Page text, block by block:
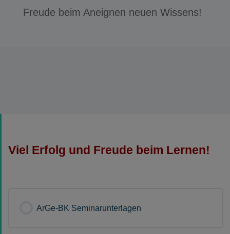
Freude beim Aneignen neuen Wissens!
Viel Erfolg und Freude beim Lernen!
ArGe-BK Seminarunterlagen